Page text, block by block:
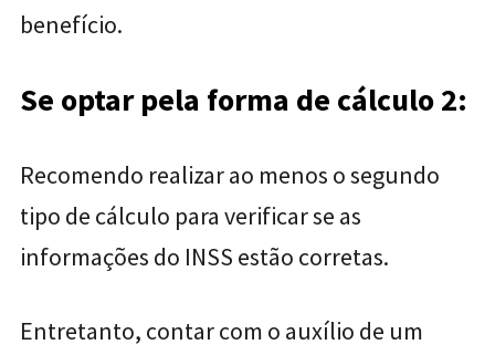
benefício.
Se optar pela forma de cálculo 2:
Recomendo realizar ao menos o segundo
tipo de cálculo para verificar se as
informações do INSS estão corretas.
Entretanto, contar com o auxílio de um